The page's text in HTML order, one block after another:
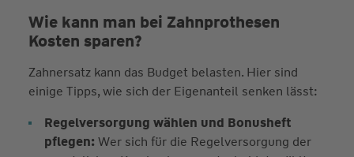
Wie kann man bei Zahnprothesen
Kosten sparen?
Zahnersatz kann das Budget belasten. Hier sind
einige Tipps, wie sich der Eigenanteil senken lässt:
Regelversorgung wählen und Bonusheft
pflegen: Wer sich für die Regelversorgung der